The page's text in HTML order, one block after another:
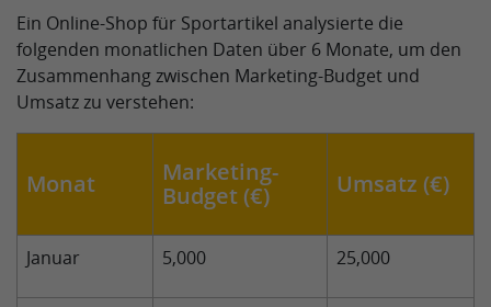
Ein Online-Shop für Sportartikel analysierte die
folgenden monatlichen Daten über 6 Monate, um den
Zusammenhang zwischen Marketing-Budget und
Umsatz zu verstehen:
Monat
Marketing-
Budget (€)
Umsatz (€)
Januar 5,000 25,000